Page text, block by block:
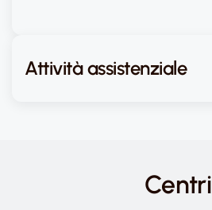
Attività assistenziale
Centri